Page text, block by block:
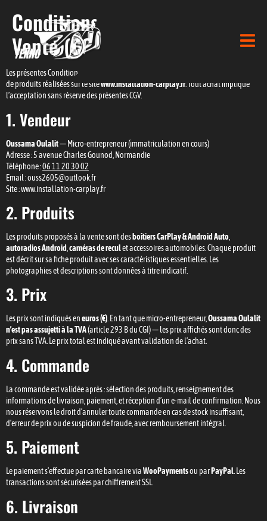
Conditions Générales de
Vente (CGV)
Les présentes Conditions Générales de Vente (CGV) régissent l’ensemble des ventes
de produits réalisées sur le sitewww.installation-carplay.fr. Tout achat implique
l’acceptation sans réserve des présentes CGV.
1. Vendeur
Oussama Oulalit— Micro-entrepreneur (immatriculation en cours)
Adresse : 5 avenue Charles Gounod, Normandie
Téléphone :06 11 20 30 02
Email : ouss2605@outlook.fr
Site : www.installation-carplay.fr
2. Produits
Les produits proposés à la vente sont des boîtiers CarPlay & Android Auto
autoradios Android caméras de reculet accessoires automobiles. Chaque produit
est décrit sur sa fiche produit avec ses caractéristiques essentielles. Les
photographies et descriptions sont données à titre indicatif.
3. Prix
Les prix sont indiqués eneuros (€). En tant que micro-entrepreneur,Oussama Oulalit
n’est pas assujetti à la TVA(article 293 B du CGI) — les prix affichés sont donc des
prix sans TVA. Le prix total est indiqué avant validation de l’achat.
4. Commande
La commande est validée après : sélection des produits, renseignement des
informations de livraison, paiement, et réception d’un e-mail de confirmation. Nous
nous réservons le droit d’annuler toute commande en cas de stock insuffisant,
d’erreur de prix ou de suspicion de fraude, avec remboursement intégral.
5. Paiement
Le paiement s’effectue par carte bancaire viaWooPaymentsou parPayPal . Les
transactions sont sécurisées par chiffrement SSL.
6. Livraison